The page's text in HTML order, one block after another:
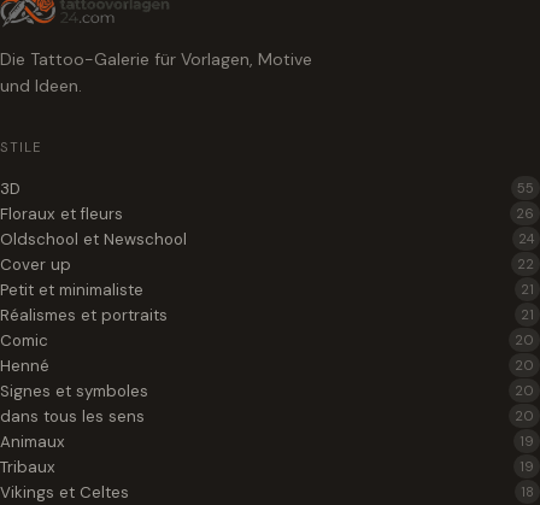
Die Tattoo-Galerie für Vorlagen, Motive
und Ideen.
STILE
3D 55
Floraux et fleurs 26
Oldschool et Newschool 24
Cover up 22
Petit et minimaliste 21
Réalismes et portraits 21
Comic 20
Henné 20
Signes et symboles 20
dans tous les sens 20
Animaux 19
Tribaux 19
Vikings et Celtes 18